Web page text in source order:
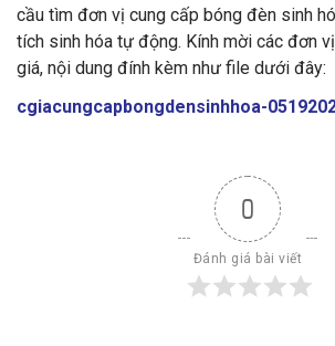
cầu tìm đơn vị cung cấp bóng đèn sinh
tích sinh hóa tự động. Kính mời các đơn
giá, nội dung đính kèm như file dưới đây:
cgiacungcapbongdensinhhoa-
0
Đánh giá bài viết